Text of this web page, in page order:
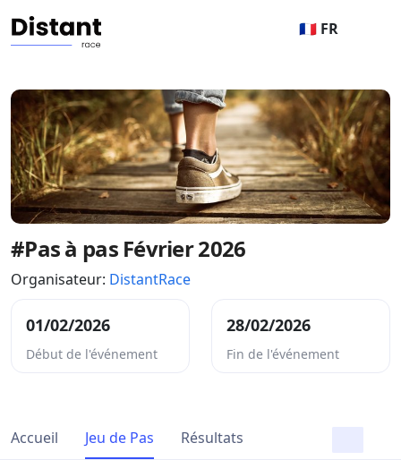
🇫🇷 FR
#Pas à pas Février 2026
Organisateur: DistantRace
01/02/2026
Début de l'événement
28/02/2026
Fin de l'événement
Accueil Jeu de Pas Résultats